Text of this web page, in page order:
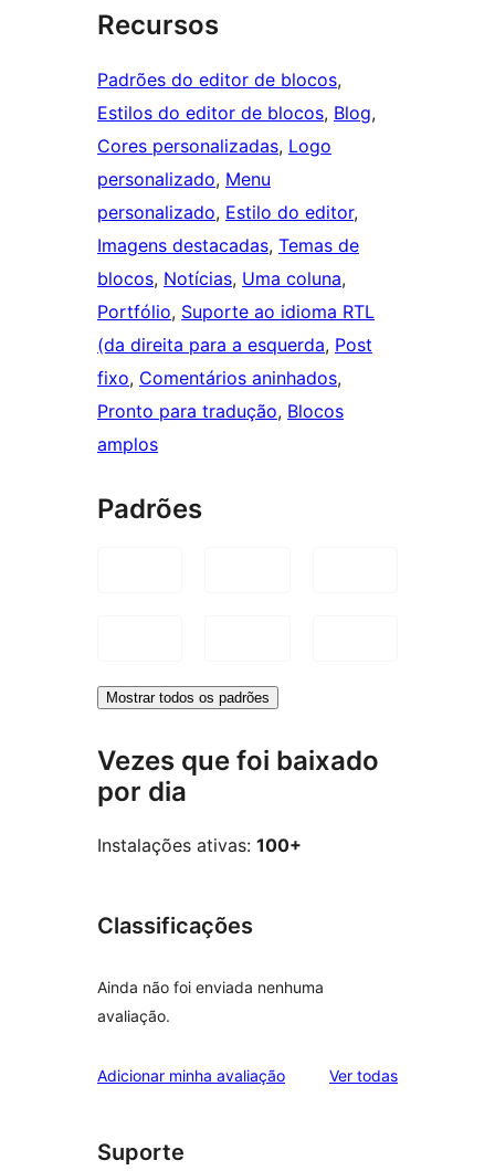
Recursos
Padrões do editor de blocos
Estilos do editor de blocos, Blog
Cores personalizadas, Logo
personalizado, Menu
personalizado, Estilo do editor
Imagens destacadas, Temas de
blocos, Notícias, Uma coluna
Portfólio, Suporte ao idioma RTL
(da direita para a esquerda, Post
fixo, Comentários aninhados
Pronto para tradução, Blocos
amplos
Padrões
Mostrar todos os padrões
Vezes que foi baixado
por dia
Instalações ativas: 100+
Classificações
Ainda não foi enviada nenhuma
avaliação.
Adicionar minha avaliação Ver todasavaliações
Suporte